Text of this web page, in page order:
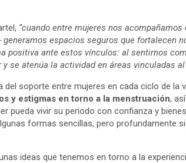
“cuando entre mujeres nos
espacios seguros que fortalecen
positiva ante estos vínculos: al sentirnos
se atenúa la actividad en áreas vinculadas al
soporte entre mujeres en cada ciclo de la
y estigmas en torno a la menstruación,
pueda vivir su periodo con confianza y
formas sencillas, pero profundamente
ideas que tenemos en torno a la